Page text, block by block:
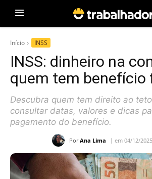
Início INSS
INSS: dinheiro na
quem tem benefício
Descubra quem tem direito ao
consultar datas, valores e dicas
pagamento do benefício.
Por Ana Lima em 04/12/